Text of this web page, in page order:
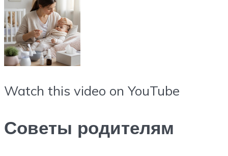
Watch this video on YouTube
Советы родителям